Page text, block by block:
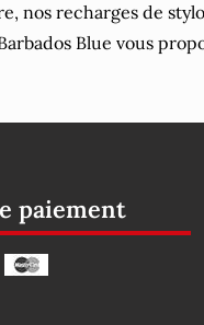
nos recharges de
Blue vous
paiement